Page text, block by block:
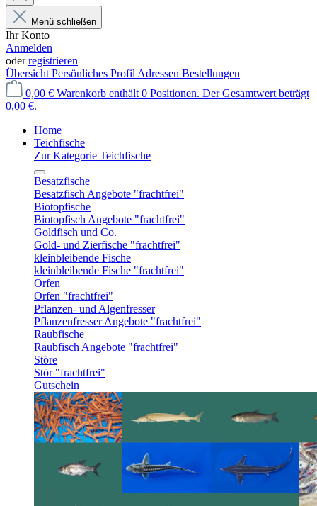
Menü schließen
Ihr Konto
Anmelden
oderregistrieren
Übersicht Persönliches Profil Adressen Bestellungen
0,00 € Warenkorb enthält 0 Positionen. Der Gesamtwert beträgt
0,00 €.
Home
Teichfische
Zur Kategorie Teichfische
Besatzfische
Besatzfisch Angebote "frachtfrei"
Biotopfische
Biotopfisch Angebote "frachtfrei"
Goldfisch und Co.
Gold- und Zierfische "frachtfrei"
kleinbleibende Fische
kleinbleibende Fische "frachtfrei"
Orfen
Orfen "frachtfrei"
Pflanzen- und Algenfresser
Pflanzenfresser Angebote "frachtfrei"
Raubfische
Raubfisch Angebote "frachtfrei"
Störe
Stör "frachtfrei"
Gutschein